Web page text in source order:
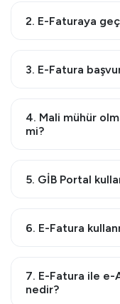
2. E-Faturaya
3. E-Fatura
4. Mali mühür
mi?
5. GİB Portal
6. E-Fatura
7. E-Fatura ile e-
nedir?